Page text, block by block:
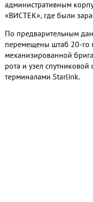
административным
«ВИСТЕК», где были
По предварительным
перемещены штаб 20-го
механизированной
рота и узел
терминалами Starlink.